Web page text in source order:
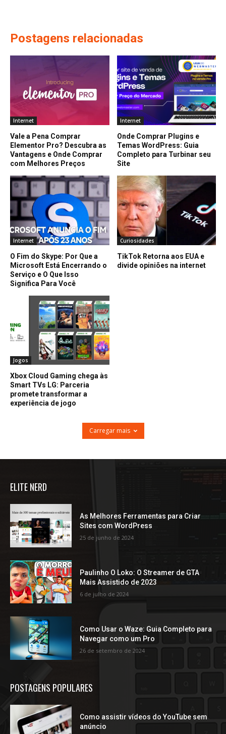
Postagens relacionadas
Internet
Vale a Pena Comprar
Elementor Pro? Descubra as
Vantagens e Onde Comprar
com Melhores Preços
Internet
Onde Comprar Plugins e
Temas WordPress: Guia
Completo para Turbinar seu
Site
Internet
O Fim do Skype: Por Que a
Microsoft Está Encerrando o
Serviço e O Que Isso
Significa Para Você
Curiosidades
TikTok Retorna aos EUA e
divide opiniões na internet
Jogos
Xbox Cloud Gaming chega às
Smart TVs LG: Parceria
promete transformar a
experiência de jogo
Carregar mais
ELITE NERD
As Melhores Ferramentas para Criar
Sites com WordPress
25 de junho de 2024
Paulinho O Loko: O Streamer de GTA
Mais Assistido de 2023
6 de julho de 2024
Como Usar o Waze: Guia Completo para
Navegar como um Pro
26 de setembro de 2024
POSTAGENS POPULARES
Como assistir vídeos do YouTube sem
anúncio